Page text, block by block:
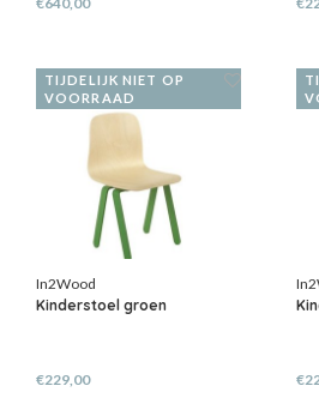
TIJDELIJK NIET OP
VOORRAAD
In2Wood
Kinderstoel groen
€229,00